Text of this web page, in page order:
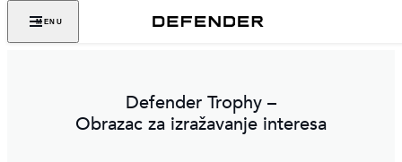
MENU
Defender Trophy –
Obrazac za izražavanje interesa